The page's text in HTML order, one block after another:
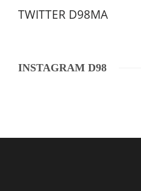
TWITTER D98MA
INSTAGRAM D98